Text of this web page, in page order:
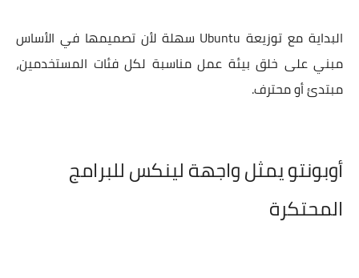
البداية مع توزيعة Ubuntu سهلة لأن تصميمها في الأساس
مبني على خلق بيئة عمل مناسبة لكل فئات المستخدمين،
مبتدئ أو محترف.
أوبونتو يمثل واجهة لينكس للبرامج
المحتكرة